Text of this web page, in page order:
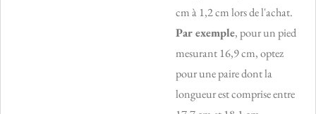
cm à 1,2 cm lors de l'achat.
Par exemple, pour un pied
mesurant 16,9 cm, optez
pour une paire dont la
longueur est comprise entre